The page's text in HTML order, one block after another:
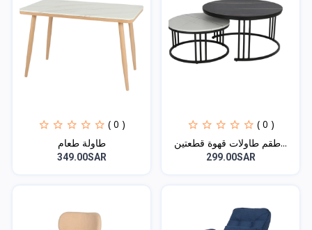
( 0 )
طاولة طعام
349.00SAR
( 0 )
طقم طاولات قهوة قطعتين...
299.00SAR